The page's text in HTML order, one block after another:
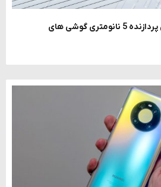
Kirin 9000 قدرتمند ترین پردازنده 5 نانومتری گوشی های